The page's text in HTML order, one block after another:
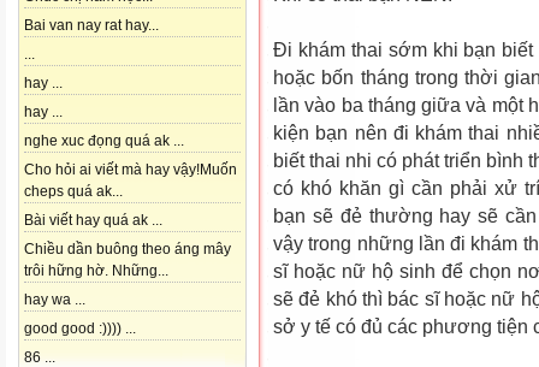
Bai van nay rat hay...
...
hay ...
hay ...
nghe xuc đọng quá ak ...
Cho hỏi ai viết mà hay vậy!Muốn
cheps quá ak...
Bài viết hay quá ak ...
Chiều dần buông theo áng mây
trôi hững hờ. Những...
hay wa ...
good good :)))) ...
86 ...
Ði khám thai sớm khi bạn
hoặc bốn tháng trong thời
lần vào ba tháng giữa và một
kiện bạn nên đi khám thai
biết thai nhi có phát triển bình
có khó khăn gì cần phải xử
bạn sẽ đẻ thư­ờng hay sẽ
vậy trong những lần đi khám
sĩ hoặc nữ hộ sinh để chọn
sẽ đẻ khó thì bác sĩ hoặc nữ
sở y tế có đủ các phương tiện